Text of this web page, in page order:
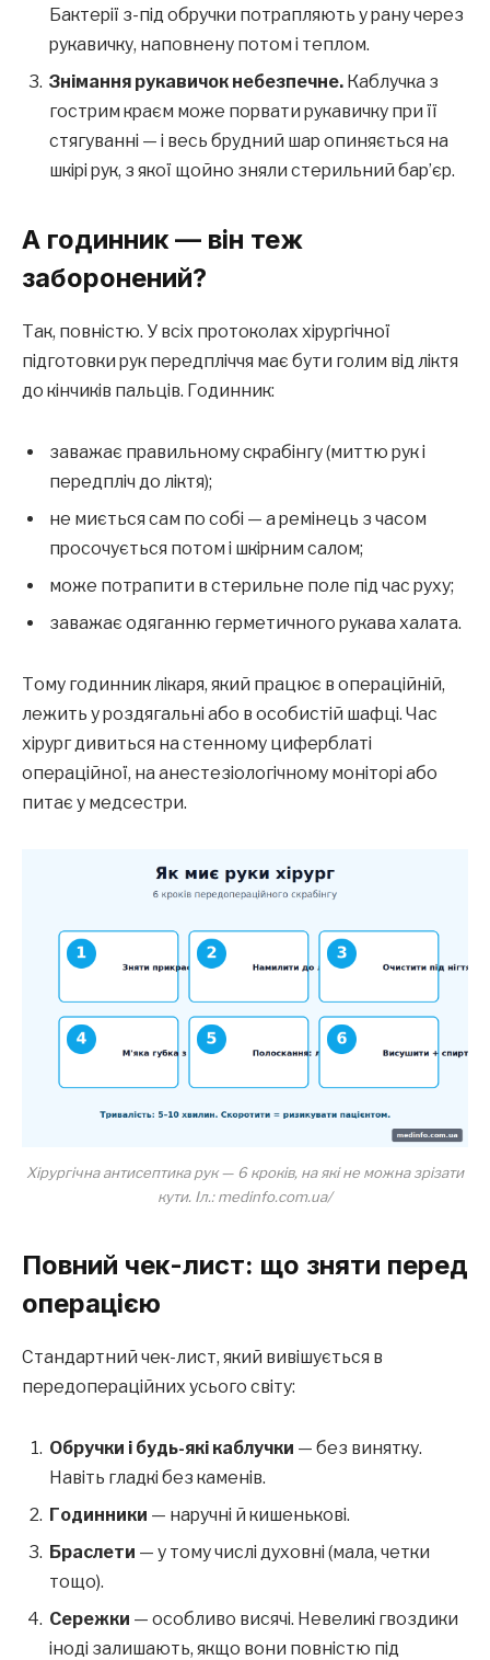
Бактерії з-під обручки потрапляють у рану через
рукавичку, наповнену потом і теплом.
Знімання рукавичок небезпечне. Каблучка з
гострим краєм може порвати рукавичку при її
стягуванні — і весь брудний шар опиняється на
шкірі рук, з якої щойно зняли стерильний бар’єр.
А годинник — він теж
заборонений?
Так, повністю. У всіх протоколах хірургічної
підготовки рук передпліччя має бути голим від ліктя
до кінчиків пальців. Годинник:
заважає правильному скрабінгу (миттю рук і
передпліч до ліктя);
не миється сам по собі — а ремінець з часом
просочується потом і шкірним салом;
може потрапити в стерильне поле під час руху;
заважає одяганню герметичного рукава халата.
Тому годинник лікаря, який працює в операційній,
лежить у роздягальні або в особистій шафці. Час
хірург дивиться на стенному циферблаті
операційної, на анестезіологічному моніторі або
питає у медсестри.
Хірургічна антисептика рук — 6 кроків, на які не можна зрізати
кути. Іл.: medinfo.com.ua/
Повний чек-лист: що зняти перед
операцією
Стандартний чек-лист, який вивішується в
передопераційних усього світу:
Обручки і будь-які каблучки — без винятку.
Навіть гладкі без каменів.
Годинники — наручні й кишенькові.
Браслети — у тому числі духовні (мала, четки
тощо).
Сережки — особливо висячі. Невеликі гвоздики
іноді залишають, якщо вони повністю під